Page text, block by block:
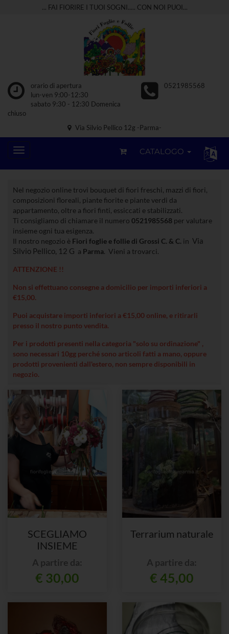
... FAI FIORIRE I TUOI SOGNI..... CON NOI PUOI...
orario di apertura
lun-ven 9:00-12:30
sabato 9:30 - 12:30 Domenica
chiuso
0521985568
Via Silvio Pellico 12g -Parma-
CATALOGO
Nel negozio online trovi bouquet di fiori freschi, mazzi di fiori,
composizioni floreali, piante fiorite e piante verdi da
appartamento, oltre a fiori finti, essiccati e stabilizzati.
Ti consigliamo di chiamare il numero 0521985568 per valutare
insieme ogni tua esigenza.
Il nostro negozio è Fiori foglie e follie di Grossi C. & C. in Via
Silvio Pellico, 12 G a Parma. Vieni a trovarci.
ATTENZIONE !!
Non si effettuano consegne a domicilio per importi inferiori a
€15,00.
Puoi acquistare importi inferiori a €15,00 online, e ritirarli
presso il nostro punto vendita.
Per i prodotti presenti nella categoria "solo su ordinazione" ,
sono necessari 10gg perché sono articoli fatti a mano, oppure
prodotti provenienti dall'estero, non sempre disponibili in
negozio.
SCEGLIAMO
INSIEME
A partire da:
€ 30,00
Terrarium naturale
A partire da:
€ 45,00